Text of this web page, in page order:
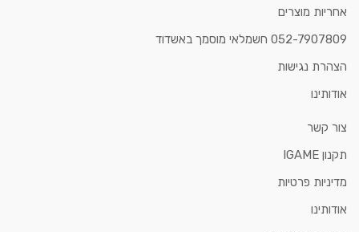
אחריות מוצרים
052-7907809 חשמלאי מוסמך באשדוד
הצהרת נגישות
אודותינו
צור קשר
תקנון IGAME
מדיניות פרטיות
אודותינו